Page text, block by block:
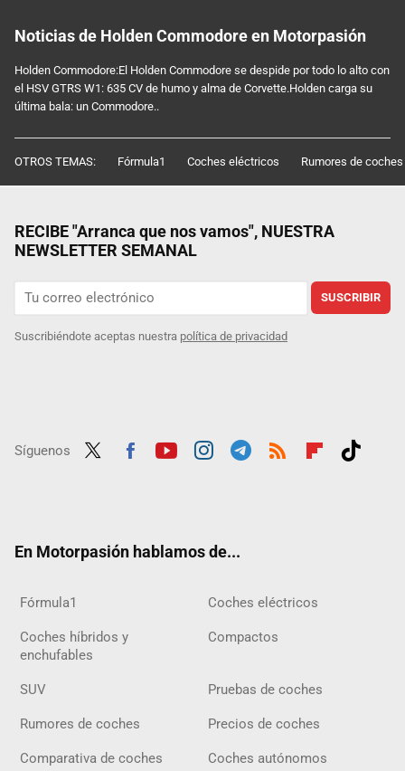
Noticias de Holden Commodore en Motorpasión
Holden Commodore:El Holden Commodore se despide por todo lo alto con
el HSV GTRS W1: 635 CV de humo y alma de Corvette.Holden carga su
última bala: un Commodore..
OTROS TEMAS: Fórmula1 Coches eléctricos Rumores de coches
RECIBE "Arranca que nos vamos", NUESTRA
NEWSLETTER SEMANAL
SUSCRIBIR
Suscribiéndote aceptas nuestra política de privacidad
Síguenos
En Motorpasión hablamos de...
Fórmula1 Coches eléctricos
Coches híbridos y
enchufables
Compactos
SUV Pruebas de coches
Rumores de coches Precios de coches
Comparativa de coches Coches autónomos